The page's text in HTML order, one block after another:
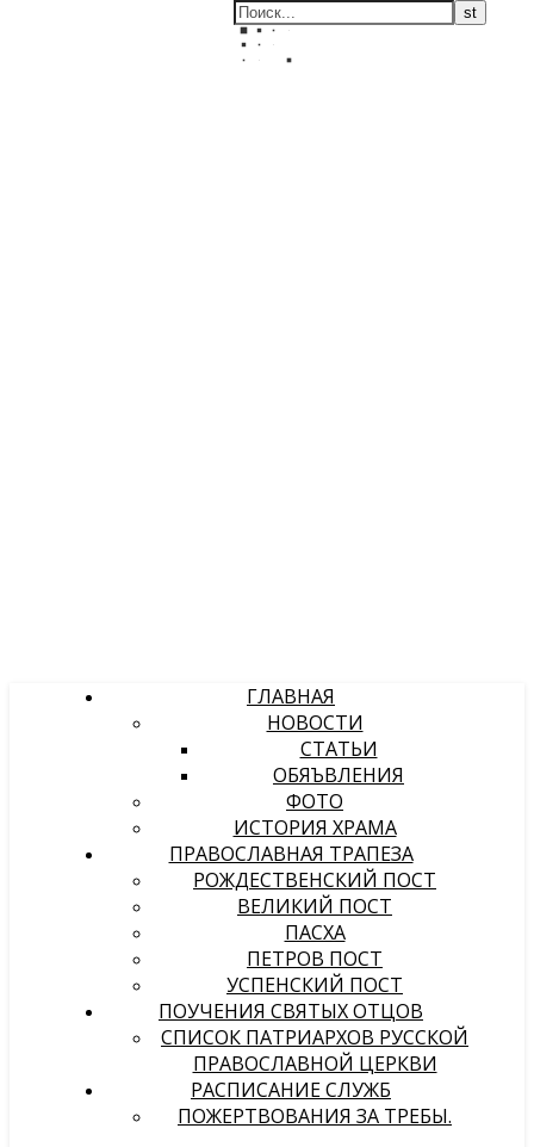
ГЛАВНАЯ
НОВОСТИ
СТАТЬИ
ОБЯЪВЛЕНИЯ
ФОТО
ИСТОРИЯ ХРАМА
ПРАВОСЛАВНАЯ ТРАПЕЗА
РОЖДЕСТВЕНСКИЙ ПОСТ
ВЕЛИКИЙ ПОСТ
ПАСХА
ПЕТРОВ ПОСТ
УСПЕНСКИЙ ПОСТ
ПОУЧЕНИЯ СВЯТЫХ ОТЦОВ
СПИСОК ПАТРИАРХОВ РУССКОЙ
ПРАВОСЛАВНОЙ ЦЕРКВИ
РАСПИСАНИЕ СЛУЖБ
ПОЖЕРТВОВАНИЯ ЗА ТРЕБЫ.